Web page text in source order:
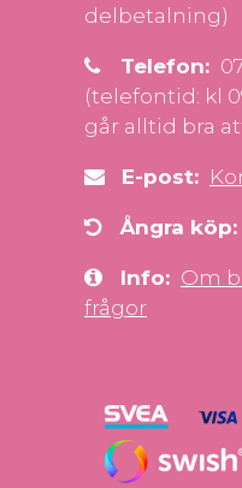
delbetalning)
Telefon:
(telefontid: kl
går alltid bra
E-post:
Ångra köp:
Info: Om
frågor